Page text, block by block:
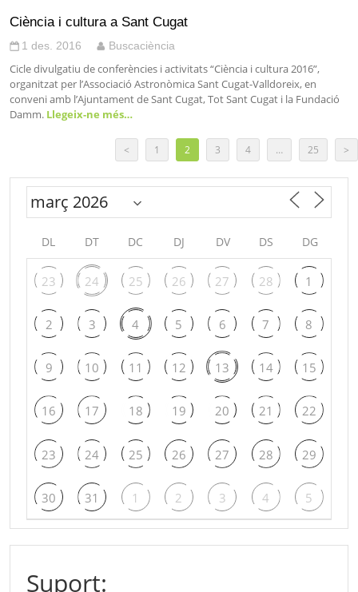
Ciència i cultura a Sant Cugat
1 des. 2016 Buscaciència
Cicle divulgatiu de conferències i activitats “Ciència i cultura 2016”,
organitzat per l’Associació Astronòmica Sant Cugat-Valldoreix, en
conveni amb l’Ajuntament de Sant Cugat, Tot Sant Cugat i la Fundació
Damm. Llegeix-ne més…
< 1 2 3 4 … 25 >
DL DT DC DJ DV DS DG
23 24 25 26 27 28 1
2 3 4 5 6 7 8
9 10 11 12 13 14 15
16 17 18 19 20 21 22
23 24 25 26 27 28 29
30 31 1 2 3 4 5
Suport: